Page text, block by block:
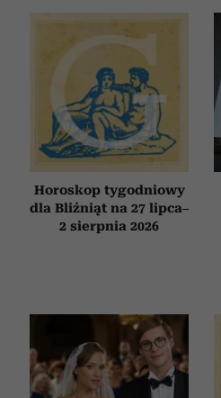
Horoskop tygodniowy
dla Bliźniąt na 27 lipca–
2 sierpnia 2026